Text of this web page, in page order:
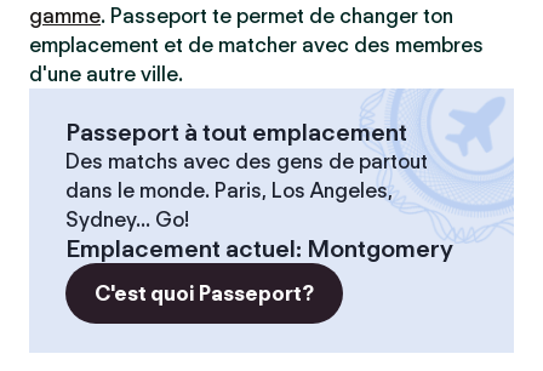
gamme. Passeport te permet de changer ton
emplacement et de matcher avec des membres
d'une autre ville.
Passeport à tout emplacement
Des matchs avec des gens de partout
dans le monde. Paris, Los Angeles,
Sydney... Go!
Emplacement actuel: Montgomery
C'est quoi Passeport?